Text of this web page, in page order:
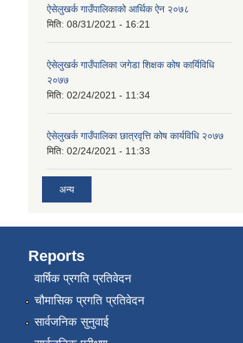
ऐसेलुखर्क गाउँपालिकाको आर्थिक ऐन २०७८
मिति: 08/31/2021 - 16:21
ऐसेलुखर्क गाउँपालिका जगेडा शिक्षक कोष कार्यिविधि
२०७७
मिति: 02/24/2021 - 11:34
ऐसेलुखर्क गाउँपालिका छात्रवृत्ति कोष कार्यविधि २०७७
मिति: 02/24/2021 - 11:33
अन्य
Reports
वार्षिक प्रगति प्रतिवेदन
चौमासिक प्रगति प्रतिवेदन
सार्वजनिक सुनुवाई